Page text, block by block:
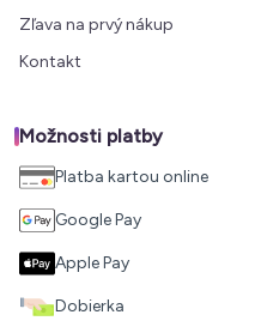
Zľava na prvý nákup
Kontakt
Možnosti platby
Platba kartou online
Google Pay
Apple Pay
Dobierka